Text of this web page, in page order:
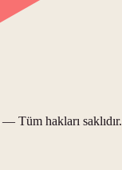
— Tüm hakları saklıdır.